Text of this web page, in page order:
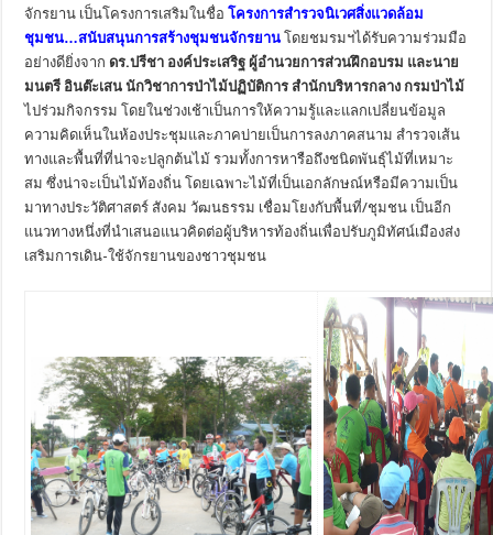
จักรยาน เป็นโครงการเสริมในชื่อ โครงการสำรวจนิเวศสิ่งแวดล้อม
ชุมชน…สนับสนุนการสร้างชุมชนจักรยาน โดยชมรมฯได้รับความร่วมมือ
อย่างดียิ่งจาก ดร.ปรีชา องค์ประเสริฐ ผู้อำนวยการส่วนฝึกอบรม และนาย
มนตรี อินต๊ะเสน นักวิชาการป่าไม้ปฏิบัติการ สำนักบริหารกลาง กรมป่าไม้
ไปร่วมกิจกรรม โดยในช่วงเช้าเป็นการให้ความรู้และแลกเปลี่ยนข้อมูล
ความคิดเห็นในห้องประชุมและภาคบ่ายเป็นการลงภาคสนาม สำรวจเส้น
ทางและพื้นที่ที่น่าจะปลูกต้นไม้ รวมทั้งการหารือถึงชนิดพันธุ์ไม้ที่เหมาะ
สม ซึ่งน่าจะเป็นไม้ท้องถิ่น โดยเฉพาะไม้ที่เป็นเอกลักษณ์หรือมีความเป็น
มาทางประวัติศาสตร์ สังคม วัฒนธรรม เชื่อมโยงกับพื้นที่/ชุมชน เป็นอีก
แนวทางหนึ่งที่นำเสนอแนวคิดต่อผู้บริหารท้องถิ่นเพื่อปรับภูมิทัศน์เมืองส่ง
เสริมการเดิน-ใช้จักรยานของชาวชุมชน